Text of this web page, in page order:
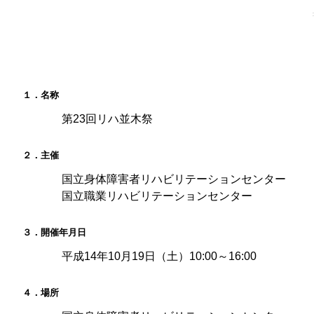
１．名称
第23回リハ並木祭
２．主催
国立身体障害者リハビリテーションセンター
国立職業リハビリテーションセンター
３．開催年月日
平成14年10月19日（土）10:00～16:00
４．場所